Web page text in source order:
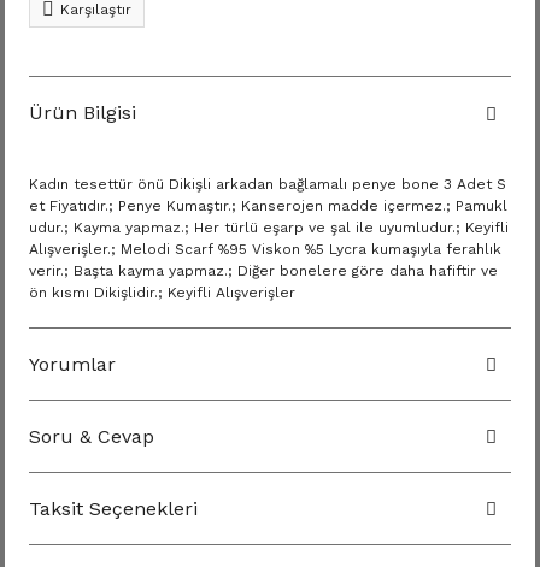
Karşılaştır
Ürün Bilgisi
Kadın tesettür önü Dikişli arkadan bağlamalı penye bone 3 Adet S
et Fiyatıdır.; Penye Kumaştır.; Kanserojen madde içermez.; Pamukl
udur.; Kayma yapmaz.; Her türlü eşarp ve şal ile uyumludur.; Keyifli
Alışverişler.; Melodi Scarf %95 Viskon %5 Lycra kumaşıyla ferahlık
verir.; Başta kayma yapmaz.; Diğer bonelere göre daha hafiftir ve
ön kısmı Dikişlidir.; Keyifli Alışverişler
Yorumlar
Soru & Cevap
Taksit Seçenekleri